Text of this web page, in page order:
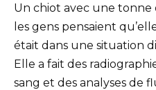
Un chiot avec une
les gens pensaient
était dans une situation
Elle a fait des
sang et des analyses de